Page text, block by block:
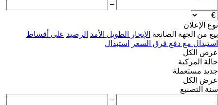
–
نوع الإعلان
بيع من الجهة الصانعة الإيجار الطويل الأمد الرصيد على أقساط
استبدال مع دفع فرق السعر
استبدال
عرض الكل
حالة المركبة
جديد مستعملة
عرض الكل
سنة التصنيع
–